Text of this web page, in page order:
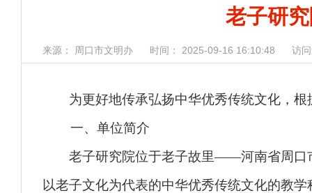
老子研
来源： 周口市文明办 时间： 2025-09-16 16:10:48 访
为更好地传承弘扬中华优秀传统文化，根
一、单位简介
老子研究院位于老子故里——河南省周口市
以老子文化为代表的中华优秀传统文化的教